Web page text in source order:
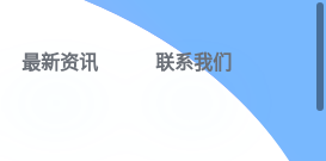
最新资讯 联系我们